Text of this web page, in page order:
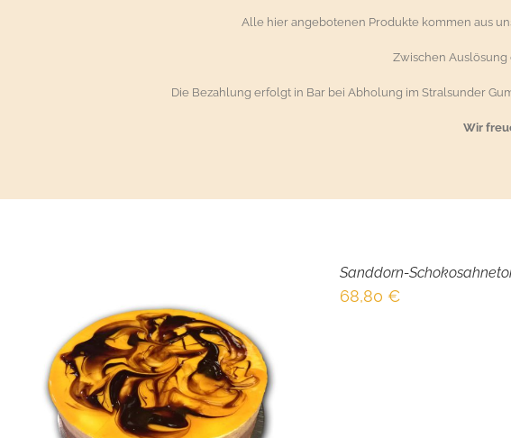
Alle hier angebotenen Produkte kommen aus
Zwischen
Die Bezahlung erfolgt in Bar bei Abholung im Stralsunder
Wir
Sanddorn-
68,80 €